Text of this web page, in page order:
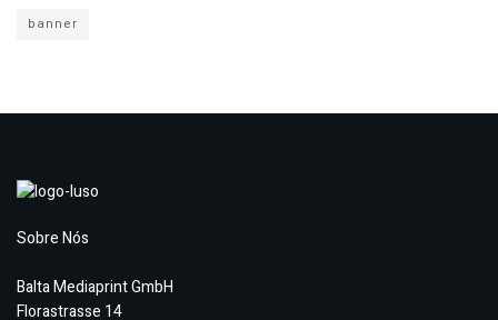
banner
Sobre Nós
Balta Mediaprint GmbH
Florastrasse 14